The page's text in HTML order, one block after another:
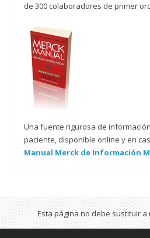
de 300 colaboradores de primer
Una fuente rigurosa de
paciente, disponible online y en
Manual Merck de Información
Esta página no debe sustituir